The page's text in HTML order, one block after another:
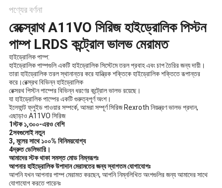
পণ্যের বর্ণনা
রেক্স্রোথ A11VO সিরিজ হাইড্রোলিক পিস্টন
পাম্প LRDS কন্ট্রোল ভালভ মেরামত
হাইড্রোলিক পাম্প:
হাইড্রোলিক পাম্পগুলি একটি হাইড্রোলিক সিস্টেমে তরল প্রবাহ এবং চাপ তৈরির জন্য দায়ী।
তারা হাইড্রোলিক তরল স্থানান্তর করে যান্ত্রিক শক্তিকে হাইড্রোলিক শক্তিতে রূপান্তর
করে।রেক্স্রথ বিভিন্ন হাইড্রোলিক
রেক্সরথ পিস্টন পাম্পের বিভিন্ন ধরণের কন্ট্রোল ভালভ রয়েছে।
যা হাইড্রোলিক পাম্পের একটি গুরুত্বপূর্ণ অংশ।
ইলেফান্ট ফ্লুইড পাওয়ার সম্পর্কে, আমরা সম্পূর্ণ সিরিজ Rexroth নিয়ন্ত্রণ ভালভ প্রদান,
এছাড়াও A11VO সিরিজ
1স্টক ১,৩০০-এরও বেশি
2সবগুলোই নতুন
3, মূলের সাথে ১০০% বিনিময়যোগ্য
4দ্রুত ডেলিভারি।
আমাদের স্টক থাকা সমস্ত মোড নিম্নরূপঃ
আপনার হাইড্রোলিক উপাদান মেরামতের জন্য স্বাগতম যোগাযোগঃ
আপনি যখন আপনার পাম্প মেরামত করছেন, আপনি নিম্নলিখিত অংশগুলির জন্য আমাদের সাথে
যোগাযোগ করতে পারেনঃ